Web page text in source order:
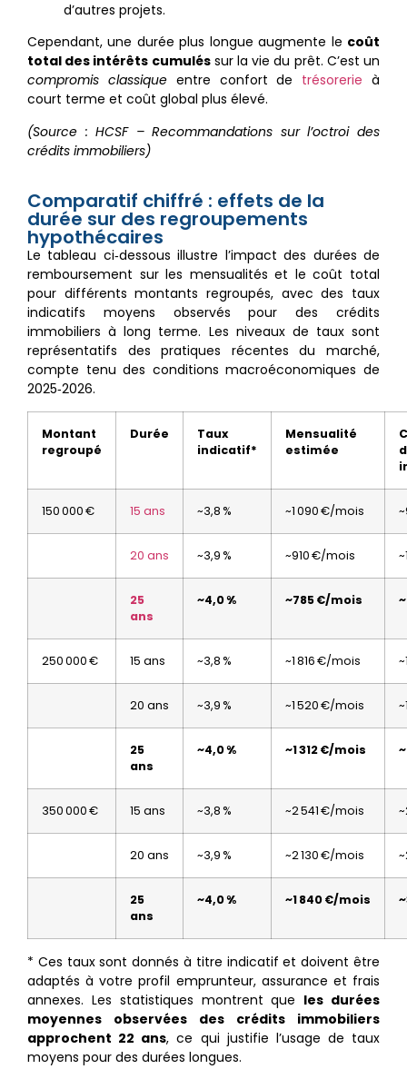
d’autres projets.
Cependant, une durée plus longue augmente le coût
total des intérêts cumuléssur la vie du prêt. C’est un
compromis classiqueentre confort de trésorerie à
court terme et coût global plus élevé.
(Source : HCSF – Recommandations sur l’octroi des
crédits immobiliers)
Comparatif chiffré : effets de la
durée sur des regroupements
hypothécaires
Le tableau ci‑dessous illustre l’impact des durées de
remboursement sur les mensualités et le coût total
pour différents montants regroupés, avec des taux
indicatifs moyens observés pour des crédits
immobiliers à long terme. Les niveaux de taux sont
représentatifs des pratiques récentes du marché,
compte tenu des conditions macroéconomiques de
2025‑2026.
Montant
regroupé
Durée
Taux
indicatif*
Mensualité
estimée
150 000 € 15 ans ~3,8 % ~1 090 €/mois
20 ans ~3,9 % ~910 €/mois
25
ans
~4,0 % ~785 €/mois
250 000 € 15 ans ~3,8 % ~1 816 €/mois
20 ans ~3,9 % ~1 520 €/mois
25
ans
~4,0 % ~1 312 €/mois
350 000 € 15 ans ~3,8 % ~2 541 €/mois
20 ans ~3,9 % ~2 130 €/mois
25
ans
~4,0 % ~1 840 €/mois
* Ces taux sont donnés à titre indicatif et doivent être
adaptés à votre profil emprunteur, assurance et frais
annexes. Les statistiques montrent que les durées
moyennes observées des crédits immobiliers
approchent 22 ans, ce qui justifie l’usage de taux
moyens pour des durées longues.